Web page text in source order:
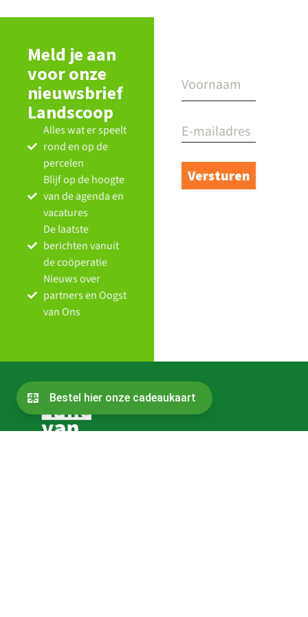
Meld je aan
voor onze
nieuwsbrief
Landscoop
Alles wat er speelt
rond en op de
percelen
Blijf op de hoogte
van de agenda en
vacatures
De laatste
berichten vanuit
de coöperatie
Nieuws over
partners en Oogst
van Ons